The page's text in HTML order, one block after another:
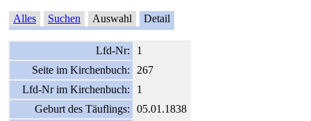
Alles Suchen Auswahl Detail
Lfd-Nr:
1
Seite im Kirchenbuch:
267
Lfd-Nr im Kirchenbuch:
1
Geburt des Täuflings:
05.01.1838